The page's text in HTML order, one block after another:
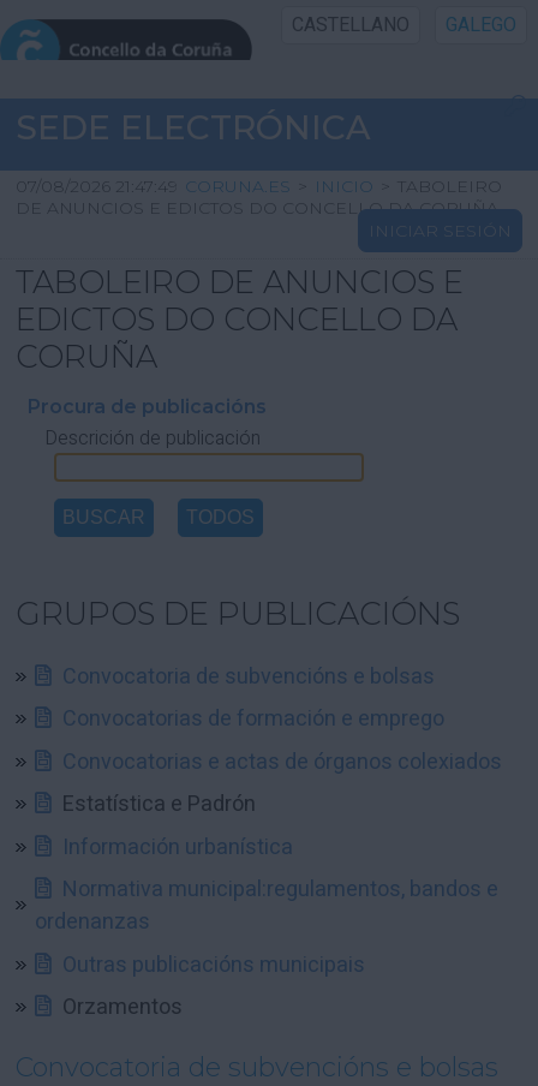
CASTELLANO GALEGO
INICIO SEDE
INICIO
INFORMACIÓN PÚBLICA
CARTAFOL CIDADÁN
AXUDA
SEDE ELECTRÓNICA
07/08/2026 21:47:49 CORUNA.ES > INICIO > TABOLEIRO
DE ANUNCIOS E EDICTOS DO CONCELLO DA CORUÑA
INICIAR SESIÓN
TABOLEIRO DE ANUNCIOS E
EDICTOS DO CONCELLO DA
CORUÑA
Procura de publicacións
Descrición de publicación
GRUPOS DE PUBLICACIÓNS
Convocatoria de subvencións e bolsas
Convocatorias de formación e emprego
Convocatorias e actas de órganos colexiados
Estatística e Padrón
Información urbanística
Normativa municipal:regulamentos, bandos e
ordenanzas
Outras publicacións municipais
Orzamentos
Convocatoria de subvencións e bolsas